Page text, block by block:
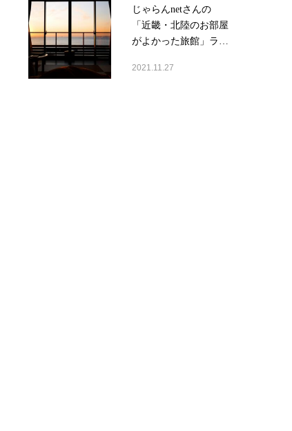
じゃらんnetさんの
「近畿・北陸のお部屋
がよかった旅館」ラ
2021.11.27